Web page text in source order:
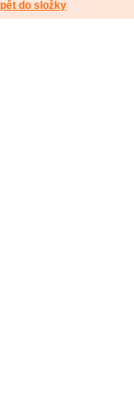
do složky